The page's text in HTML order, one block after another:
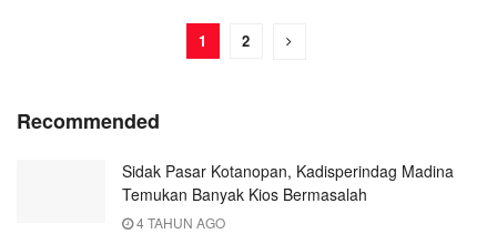
1 2
Recommended
Sidak Pasar Kotanopan, Kadisperindag Madina
Temukan Banyak Kios Bermasalah
4 TAHUN AGO